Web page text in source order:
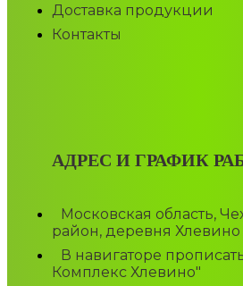
Доставка продукции
Контакты
АДРЕС И ГРАФИК
Московская область,
район, деревня Хлевино
В навигаторе
Комплекс Хлевино"